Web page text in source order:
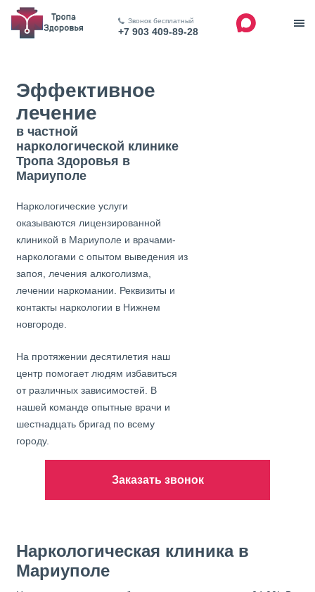
Звонок бесплатный
+7 903 409-89-28
Эффективное
лечение
в частной
наркологической клинике
Тропа Здоровья в
Мариуполе
Наркологические услуги
оказываются лицензированной
клиникой в Мариуполе и врачами-
наркологами с опытом выведения из
запоя, лечения алкоголизма,
лечении наркомании. Реквизиты и
контакты наркологии в Нижнем
новгороде.
На протяжении десятилетия наш
центр помогает людям избавиться
от различных зависимостей. В
нашей команде опытные врачи и
шестнадцать бригад по всему
городу.
Заказать звонок
Наркологическая клиника в
Мариуполе